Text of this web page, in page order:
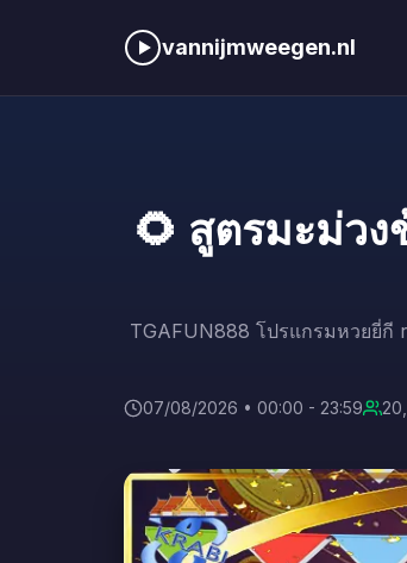
vannijmweegen.nl
🌻 สูตรมะม่ว
TGAFUN888 โปรแกรมหวยยี่กี
07/08/2026 • 00:00 - 23:59